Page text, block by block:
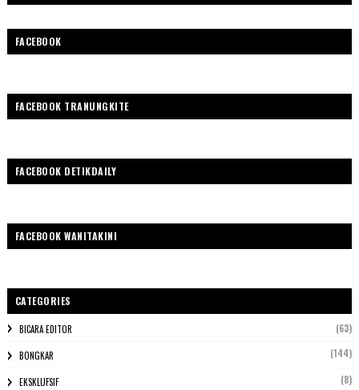
FACEBOOK
FACEBOOK TRANUNGKITE
FACEBOOK DETIKDAILY
FACEBOOK WANITAKINI
CATEGORIES
BICARA EDITOR (63)
BONGKAR (144)
EKSKLUFSIF (8)